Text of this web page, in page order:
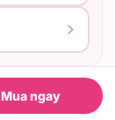
Mua ngay